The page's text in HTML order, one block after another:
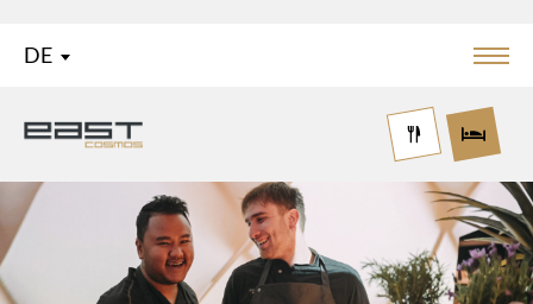
DE Menü
Logo East Cosmos